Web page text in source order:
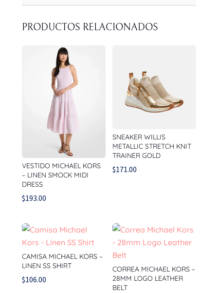
PRODUCTOS RELACIONADOS
VESTIDO MICHAEL KORS
– LINEN SMOCK MIDI
DRESS
$193.00
SNEAKER WILLIS
METALLIC STRETCH KNIT
TRAINER GOLD
$171.00
CAMISA MICHAEL KORS –
LINEN SS SHIRT
$106.00
CORREA MICHAEL KORS –
28MM LOGO LEATHER
BELT